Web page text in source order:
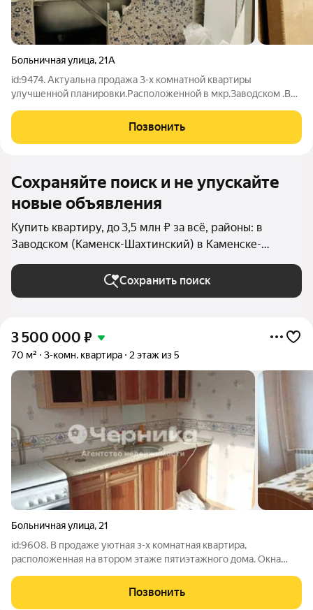
Больничная улица, 21А
id:9474. Актуальна продажа 3-х комнатной квартиры
улучшенной планировки.Расположенной в мкр.Заводском .Вся
Общая площадь 62 м2 Комнаты изолированы Сан узел
раздельный Ремонт косметический
Позвонить
Сохраняйте поиск и не упускайте
новые объявления
Купить квартиру, до 3,5 млн ₽ за всё, районы: в
Заводском (Каменск-Шахтинский) в Каменске-
Шахтинском
Сохранить поиск
3 500 000 ₽
70 м² 3-комн. квартира 2 этаж из 5
Больничная улица, 21
id:9608. В продаже уютная з-х комнатная квартира,
расположенная на втором этаже пятиэтажного дома. Окна
гарнитур, который остается бонусом покупателю. Состояние
жилое. долгов и обременений нет.
Позвонить